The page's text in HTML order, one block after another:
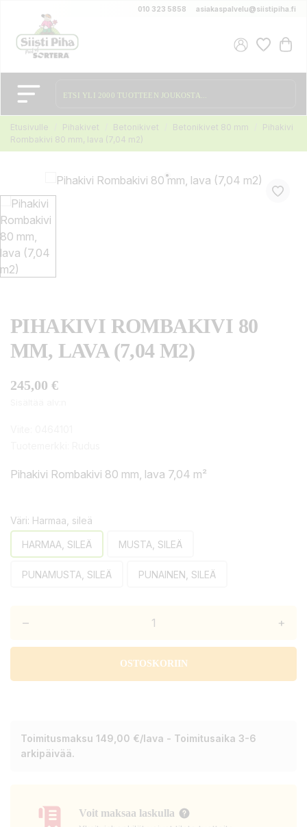
010 323 5858 asiakaspalvelu@siistipiha.fi
Etusivulle Pihakivet Betonikivet Betonikivet 80 mm
Pihakivi
Rombakivi 80 mm, lava (7,04 m2)
PIHAKIVI ROMBAKIVI 80
MM, LAVA (7,04 M2)
245,00 €
Pihakivi Rombakivi 80 mm, lava 7,04 m²
Väri: Harmaa, sileä
HARMAA, SILEÄ MUSTA, SILEÄ
PUNAMUSTA, SILEÄ PUNAINEN, SILEÄ
– +
OSTOSKORIIN
Toimitusmaksu 149,00 €/lava - Toimitusaika 3-6
arkipäivää.
Voit maksaa laskulla